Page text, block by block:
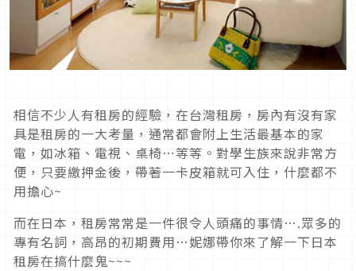
相信不少人有租房的經驗，在台灣租房，房內有沒有家
具是租房的一大考量，通常都會附上生活最基本的家
電，如冰箱、電視、桌椅…等等。對學生族來說非常方
便，只要繳押金後，帶著一卡皮箱就可入住，什麼都不
用擔心~
而在日本，租房常常是一件很令人頭痛的事情….眾多的
專有名詞，高昂的初期費用…妮娜帶你來了解一下日本
租房在搞什麼鬼~~~